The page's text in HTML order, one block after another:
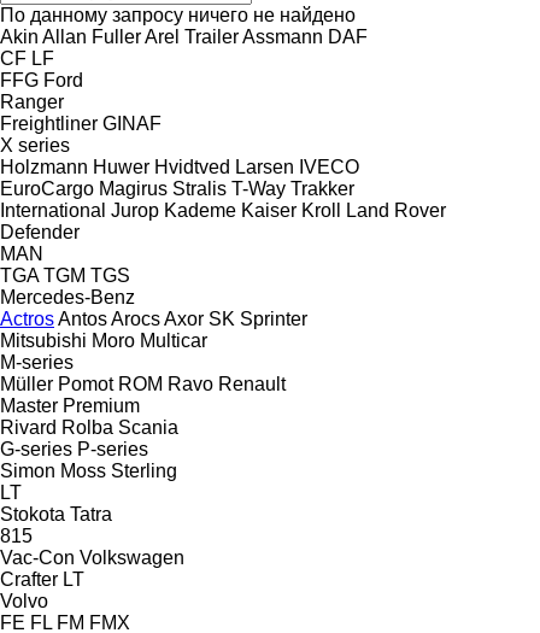
По данному запросу ничего не найдено
Akin Allan FullerArel TrailerAssmann DAF
CF LF
FFG Ford
Ranger
Freightliner GINAF
X series
Holzmann Huwer Hvidtved Larsen IVECO
EuroCargo Magirus Stralis T-Way Trakker
International Jurop Kademe Kaiser Kroll
Land Rover
Defender
MAN
TGA TGM TGS
Mercedes-Benz
ActrosAntosArocsAxor SK Sprinter
Mitsubishi Moro Multicar
M-series
Müller Pomot ROM Ravo Renault
Master Premium
Rivard Rolba Scania
G-series P-series
Simon Moss Sterling
LT
Stokota Tatra
815
Vac-Con Volkswagen
Crafter LT
Volvo
FE FL FM FMX